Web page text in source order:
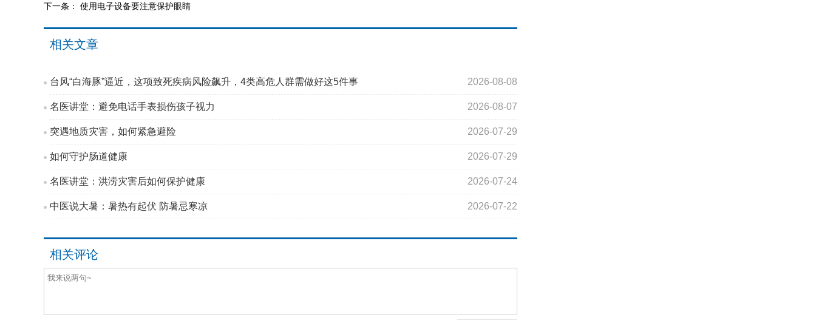
下一条： 使用电子设备要注意保护眼睛
相关文章
台风“白海豚”逼近，这项致死疾病风险飙升，4类高危人群需做好这5件事 2026-08-08
名医讲堂：避免电话手表损伤孩子视力 2026-08-07
突遇地质灾害，如何紧急避险 2026-07-29
如何守护肠道健康 2026-07-29
名医讲堂：洪涝灾害后如何保护健康 2026-07-24
中医说大暑：暑热有起伏 防暑忌寒凉 2026-07-22
相关评论